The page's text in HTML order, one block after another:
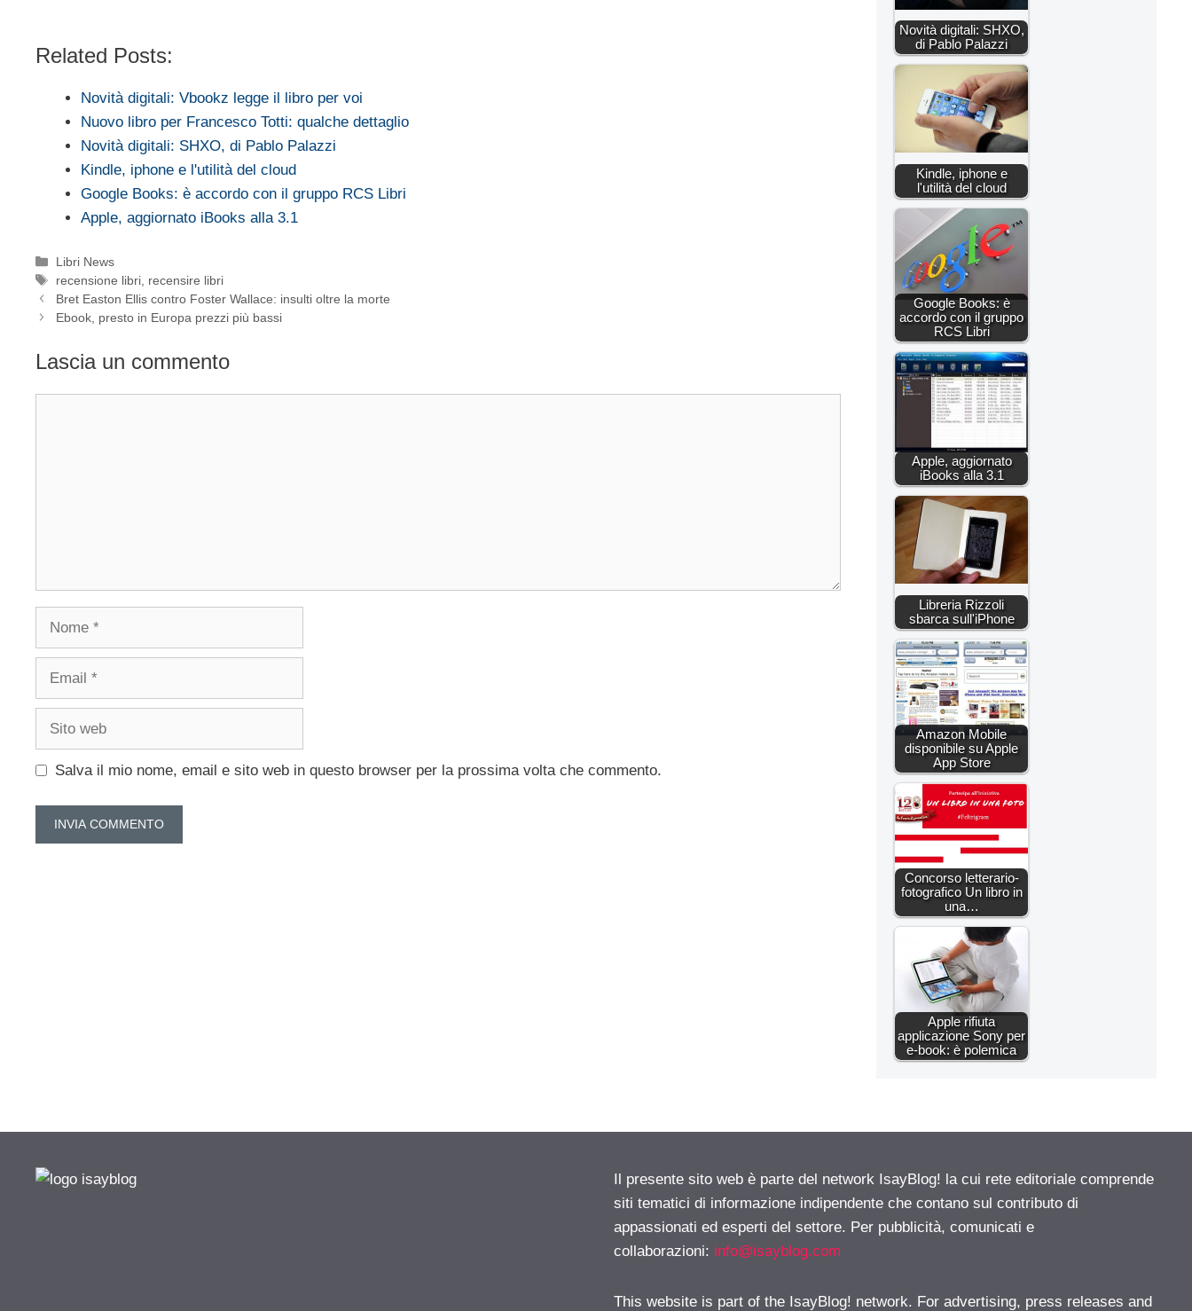
Related Posts:
Novità digitali: Vbookz legge il libro per voi
Nuovo libro per Francesco Totti: qualche dettaglio
Novità digitali: SHXO, di Pablo Palazzi
Kindle, iphone e l'utilità del cloud
Google Books: è accordo con il gruppo RCS Libri
Apple, aggiornato iBooks alla 3.1
Categorie
Libri News
Tag
recensione libri recensire libri
Bret Easton Ellis contro Foster Wallace: insulti oltre la morte
Ebook, presto in Europa prezzi più bassi
Lascia un commento
Nome
Email
Sito
Salva il mio nome, email e sito web in questo browser per la prossima volta che commento.
Novità digitali: SHXO,
di Pablo Palazzi
Kindle, iphone e
l'utilità del cloud
Google Books: è
accordo con il gruppo
RCS Libri
Apple, aggiornato
iBooks alla 3.1
Libreria Rizzoli
sbarca sull'iPhone
Amazon Mobile
disponibile su Apple
App Store
Concorso letterario-
fotografico Un libro in
una…
Apple rifiuta
applicazione Sony per
e-book: è polemica
Il presente sito web è parte del network IsayBlog! la cui rete editoriale comprende
siti tematici di informazione indipendente che contano sul contributo di
appassionati ed esperti del settore. Per pubblicità, comunicati e
collaborazioni: info@isayblog.com
This website is part of the IsayBlog! network. For advertising, press releases and